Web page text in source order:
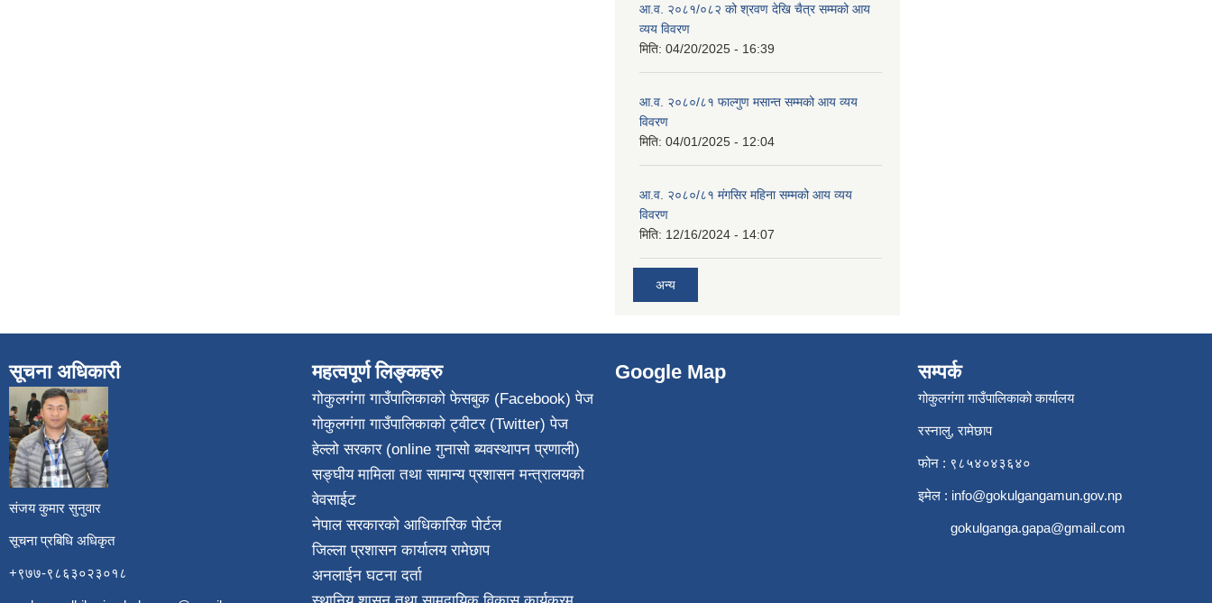
आ.व. २०८१/०८२ को श्रवण देखि चैत्र सम्मको आय
व्यय विवरण
मिति: 04/20/2025 - 16:39
आ.व. २०८०/८१ फाल्गुण मसान्त सम्मको आय व्यय
विवरण
मिति: 04/01/2025 - 12:04
आ.व. २०८०/८१ मंगसिर महिना सम्मको आय व्यय
विवरण
मिति: 12/16/2024 - 14:07
अन्य
सूचना अधिकारी
संजय कुमार सुनुवार
सूचना प्रबिधि अधिकृत
+९७७-९८६३०२३०१८
महत्वपूर्ण लिङ्कहरु
गोकुलगंगा गाउँपालिकाको फेसबुक (Facebook) पेज
गोकुलगंगा गाउँपालिकाको ट्वीटर (Twitter) पेज
हेल्लो सरकार (online गुनासो ब्यवस्थापन प्रणाली)
सङ्घीय मामिला तथा सामान्य प्रशासन मन्त्रालयको
वेवसाईट
नेपाल सरकारको आधिकारिक पोर्टल
जिल्ला प्रशासन कार्यालय रामेछाप
अनलाईन घटना दर्ता
Google Map सम्पर्क
गोकुलगंगा गाउँपालिकाको कार्यालय
रस्नालु, रामेछाप
फोन : ९८५४०४३६४०
इमेल : info@gokulgangamun.gov.np
gokulganga.gapa@gmail.com